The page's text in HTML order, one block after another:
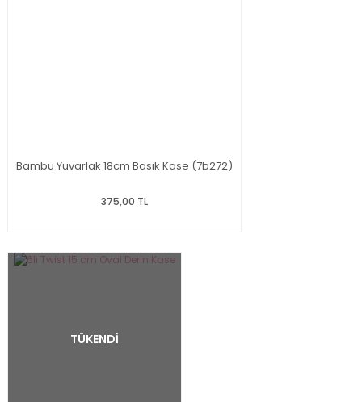
Bambu Yuvarlak 18cm Basık Kase (7b272)
375,00 TL
TÜKENDİ